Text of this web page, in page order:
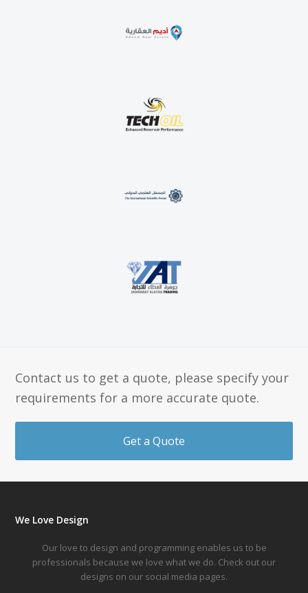
Contact us to get a quote, please specify your
requirements for a more accurate quote.
Get a Quote
We Love Design
Our love to design and programming enables us to be
professionals because we love what we do. Check out our
designs on our social media pages.